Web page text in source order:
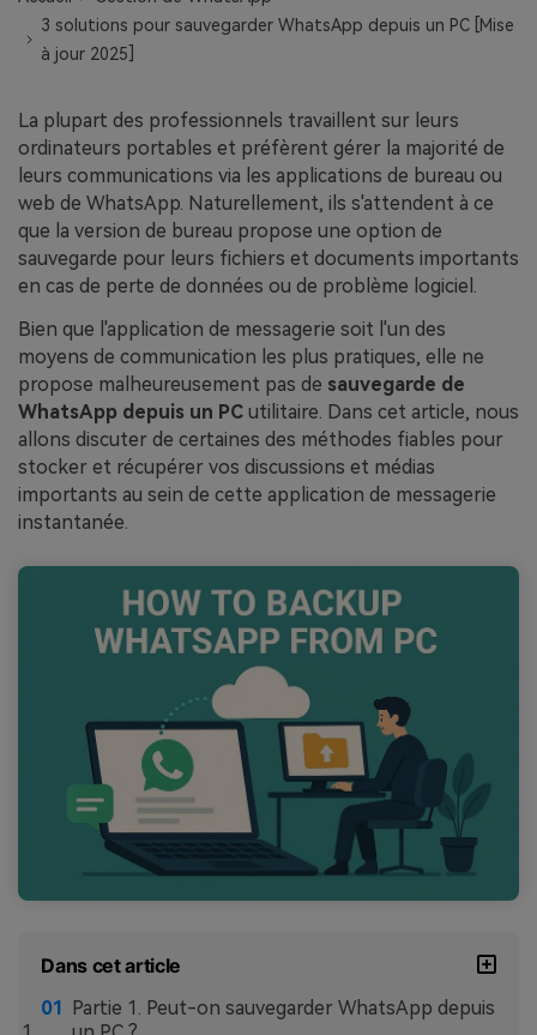
EXPLOREZ PLUS DE SUJETS
Plan Éducation
3 solutions pour sauvegarder WhatsApp depuis un PC [Mise
à jour 2025]
La plupart des professionnels travaillent sur leurs
ordinateurs portables et préfèrent gérer la majorité de
leurs communications via les applications de bureau ou
web de WhatsApp. Naturellement, ils s'attendent à ce
que la version de bureau propose une option de
sauvegarde pour leurs fichiers et documents importants
en cas de perte de données ou de problème logiciel.
Bien que l'application de messagerie soit l'un des
moyens de communication les plus pratiques, elle ne
propose malheureusement pas de sauvegarde de
WhatsApp depuis un PC utilitaire. Dans cet article, nous
allons discuter de certaines des méthodes fiables pour
stocker et récupérer vos discussions et médias
importants au sein de cette application de messagerie
instantanée.
Dans cet article
Partie 1. Peut-on sauvegarder WhatsApp depuis